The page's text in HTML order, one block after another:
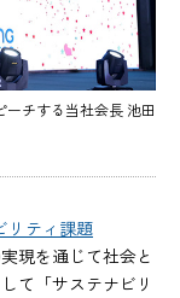
ーチする当社会長 池田
リティ課題
現を通じて社会と
て「サステナビリ